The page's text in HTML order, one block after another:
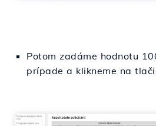
Potom zadáme hodnotu
prípade a klikneme na